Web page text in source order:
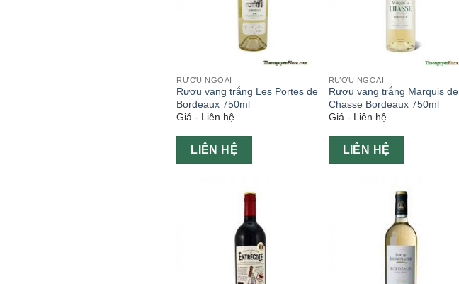
RƯỢU NGOẠI
Rượu vang trắng Les Portes de
Bordeaux 750ml
Giá - Liên hệ
LIÊN HỆ
RƯỢU NGOẠI
Rượu vang trắng Marquis de
Chasse Bordeaux 750ml
Giá - Liên hệ
LIÊN HỆ